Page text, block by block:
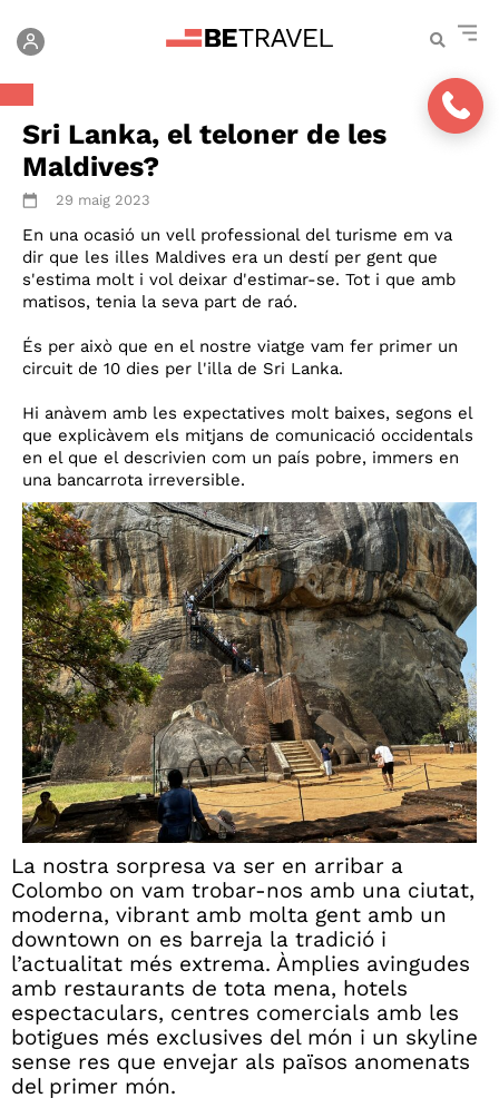
Sri Lanka, el teloner de les
Maldives?
29 maig 2023
En una ocasió un vell professional del turisme em va
dir que les illes Maldives era un destí per gent que
s'estima molt i vol deixar d'estimar-se. Tot i que amb
matisos, tenia la seva part de raó.
És per això que en el nostre viatge vam fer primer un
circuit de 10 dies per l'illa de Sri Lanka.
Hi anàvem amb les expectatives molt baixes, segons el
que explicàvem els mitjans de comunicació occidentals
en el que el descrivien com un país pobre, immers en
una bancarrota irreversible.
La nostra sorpresa va ser en arribar a
Colombo on vam trobar-nos amb una ciutat,
moderna, vibrant amb molta gent amb un
downtown on es barreja la tradició i
l’actualitat més extrema. Àmplies avingudes
amb restaurants de tota mena, hotels
espectaculars, centres comercials amb les
botigues més exclusives del món i un skyline
sense res que envejar als països anomenats
del primer món.